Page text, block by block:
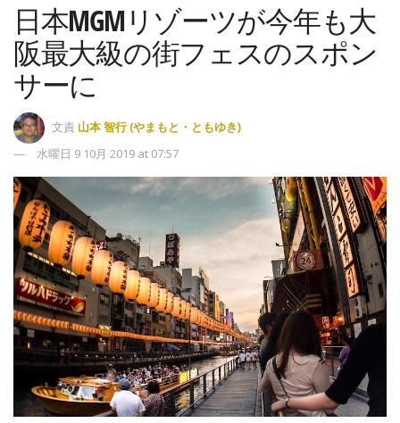
日本MGMリゾーツが今年も大
阪最大級の街フェスのスポン
サーに
文責 山本 智行 (やまもと・ともゆき)
水曜日 9 10月 2019 at 07:57